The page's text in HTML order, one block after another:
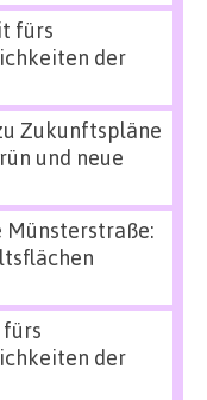
fürs
der
Zukunftspläne
und neue
der